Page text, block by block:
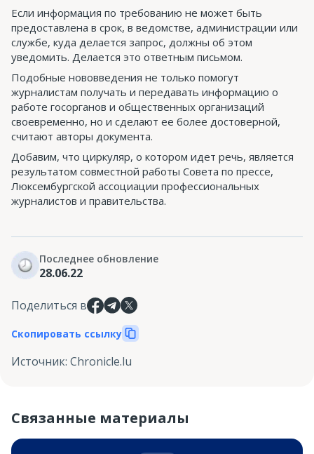
Если информация по требованию не может быть
предоставлена в срок, в ведомстве, администрации или
службе, куда делается запрос, должны об этом
уведомить. Делается это ответным письмом.
Подобные нововведения не только помогут
журналистам получать и передавать информацию о
работе госорганов и общественных организаций
своевременно, но и сделают ее более достоверной,
считают авторы документа.
Добавим, что циркуляр, о котором идет речь, является
результатом совместной работы Совета по прессе,
Люксембургской ассоциации профессиональных
журналистов и правительства.
Последнее обновление
28.06.22
Поделиться в
Скопировать ссылку
Источник: Сhronicle.lu
Связанные материалы